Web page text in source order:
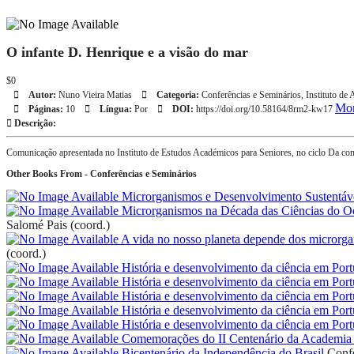
O infante D. Henrique e a visão do mar
$0
Autor: Nuno Vieira Matias Categoria: Conferências e Seminários, Instituto de
Páginas: 10 Língua: Por DOI: https://doi.org/10.58164/8rm2-kw17
Descrição:
Comunicação apresentada no Instituto de Estudos Académicos para Seniores, no ciclo Da
Other Books From - Conferências e Seminários
Microrganismos e Desenvolvimento
Microrganismos na Década das Ciências do
Salomé Pais (coord.)
A vida no nosso planeta depende dos
(coord.)
História e desenvolvimento da ciência em
História e desenvolvimento da ciência em
História e desenvolvimento da ciência em
História e desenvolvimento da ciência em
História e desenvolvimento da ciência em
Comemorações do II Centenário da